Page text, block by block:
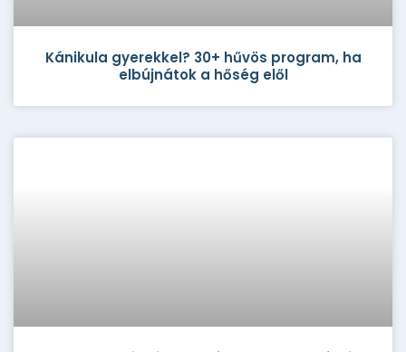
Kánikula gyerekkel? 30+ hűvös program, ha
elbújnátok a hőség elől